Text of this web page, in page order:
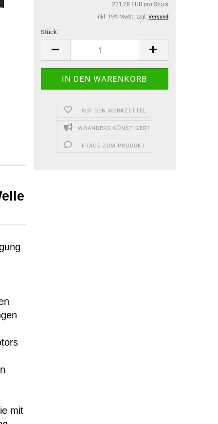
221,28 EUR pro Stück
inkl. 19% MwSt. zzgl. Versand
Stück:
Stück
AUF DEN MERKZETTEL
WOANDERS GÜNSTIGER?
FRAGE ZUM PRODUKT
mit